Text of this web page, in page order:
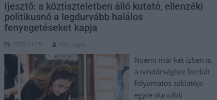
Ijesztő: a köztiszteletben álló kutató, ellenzéki
politikusnő a legdurvább halálos
fenyegetéseket kapja
2025.11.05. Kiss Lajos
Noémi már két ízben is
a rendőrséghez fordult
folyamatos zaklatója
egyre durvább